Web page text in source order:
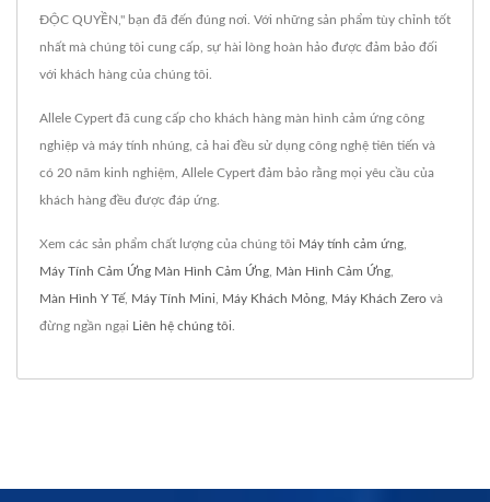
ĐỘC QUYỀN," bạn đã đến đúng nơi. Với những sản phẩm tùy chỉnh tốt
nhất mà chúng tôi cung cấp, sự hài lòng hoàn hảo được đảm bảo đối
với khách hàng của chúng tôi.
Allele Cypert đã cung cấp cho khách hàng màn hình cảm ứng công
nghiệp và máy tính nhúng, cả hai đều sử dụng công nghệ tiên tiến và
có 20 năm kinh nghiệm, Allele Cypert đảm bảo rằng mọi yêu cầu của
khách hàng đều được đáp ứng.
Xem các sản phẩm chất lượng của chúng tôi Máy tính cảm ứng
Máy Tính Cảm Ứng Màn Hình Cảm Ứng Màn Hình Cảm Ứng
Màn Hình Y Tế, Máy Tính Mini Máy Khách Mỏng Máy Khách Zero và
đừng ngần ngại Liên hệ chúng tôi